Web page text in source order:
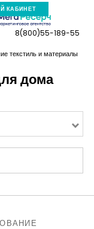
КАБИНЕТ
8(800)55-189-55
текстиль и материалы
дома